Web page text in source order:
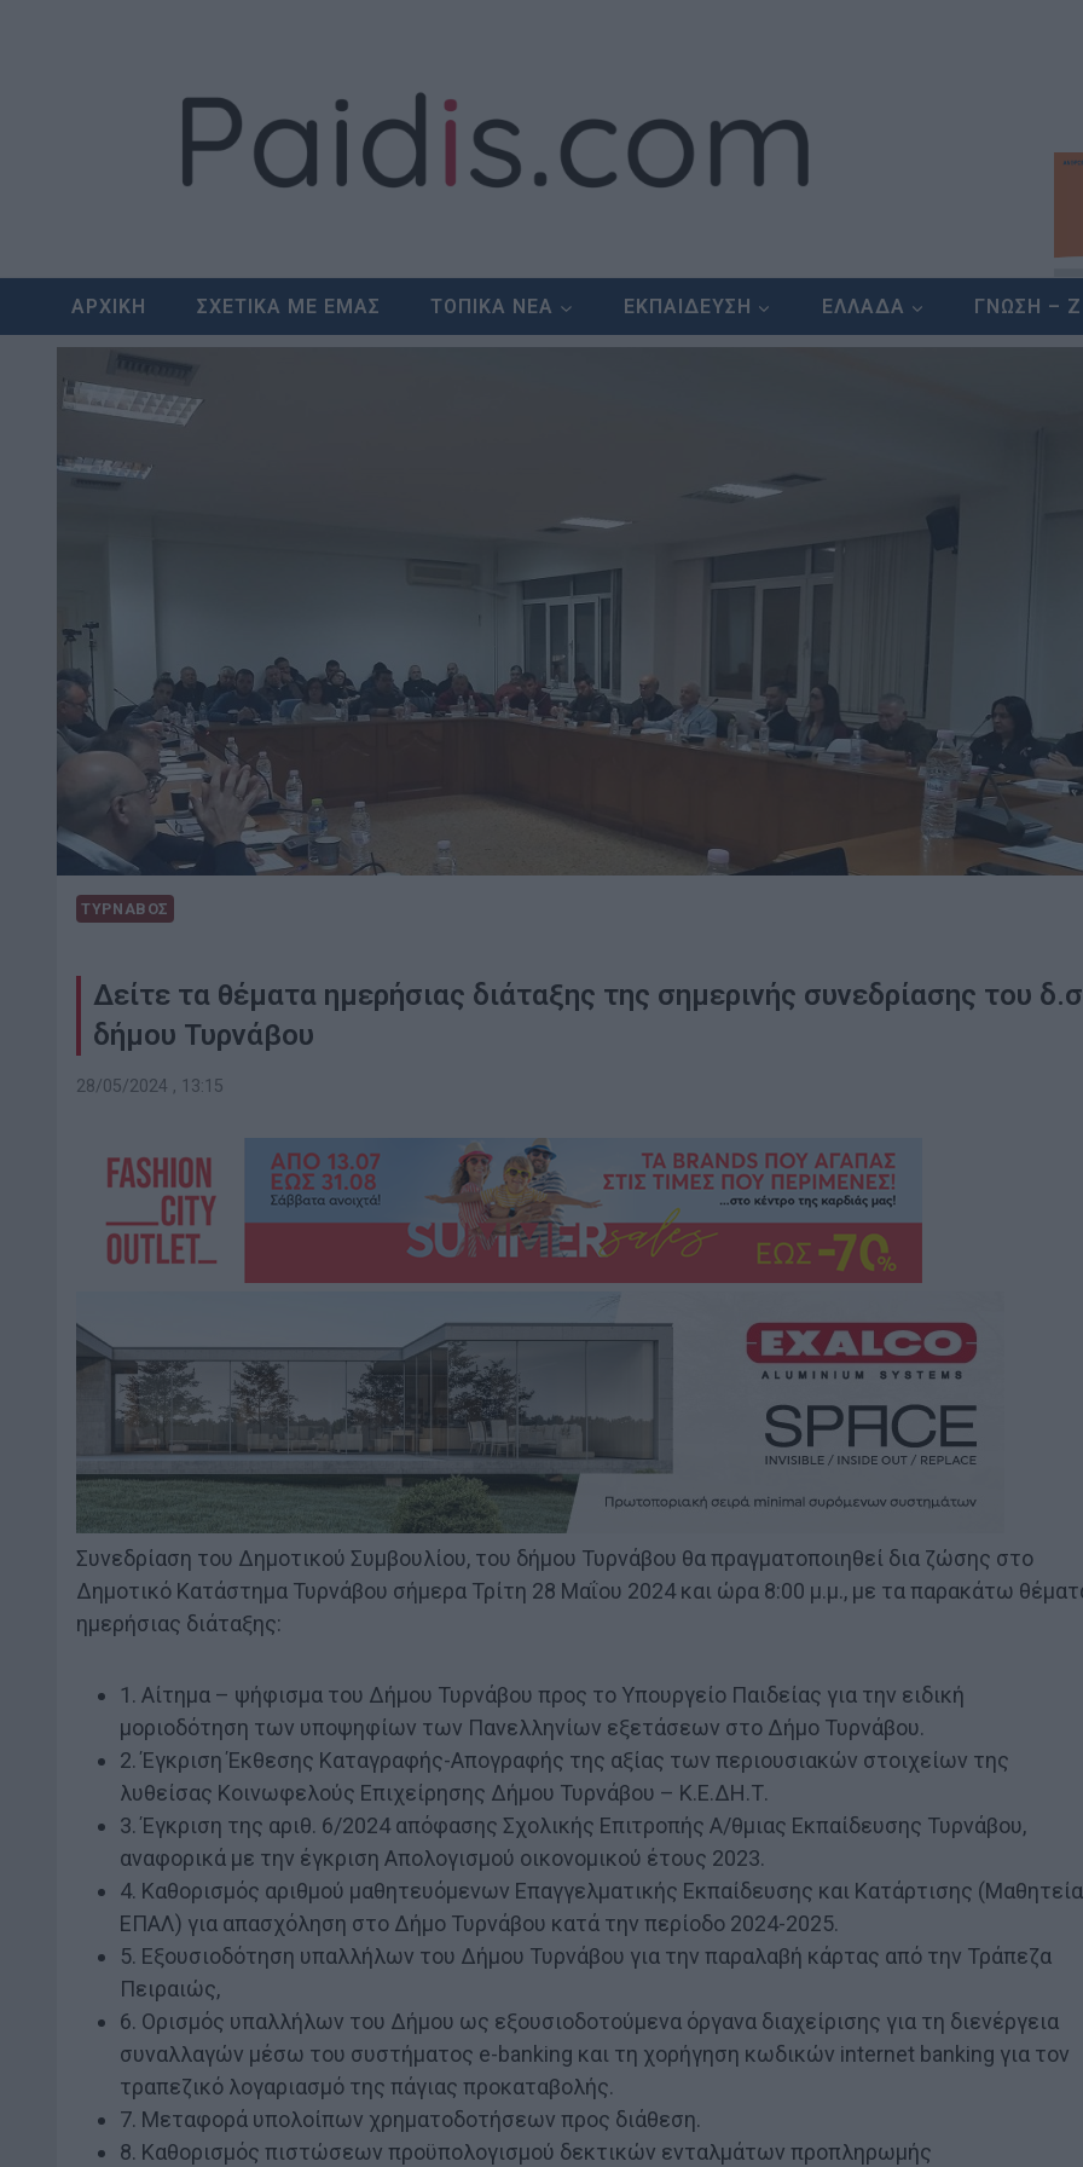
ΑΡΧΙΚΗ ΣΧΕΤΙΚΑ ΜΕ ΕΜΑΣ ΤΟΠΙΚΑ ΝΕΑ ΕΚΠΑΙΔΕΥΣΗ ΕΛΛΑΔΑ ΓΝΩΣΗ –
ΤΥΡΝΑΒΟΣ
Δείτε τα θέματα ημερήσιας διάταξης της σημερινής συνεδρίασης του
δήμου Τυρνάβου
28/05/2024 , 13:15
Συνεδρίαση του Δημοτικού Συμβουλίου, του δήμου Τυρνάβου θα πραγματοποιηθεί δια ζώσης στο
Δημοτικό Κατάστημα Τυρνάβου σήμερα Τρίτη 28 Μαΐου 2024 και ώρα 8:00 μ.μ., με τα παρακάτω
ημερήσιας διάταξης:
1. Αίτημα – ψήφισμα του Δήμου Τυρνάβου προς το Υπουργείο Παιδείας για την ειδική
μοριοδότηση των υποψηφίων των Πανελληνίων εξετάσεων στο Δήμο Τυρνάβου.
2. Έγκριση Έκθεσης Καταγραφής-Απογραφής της αξίας των περιουσιακών στοιχείων της
λυθείσας Κοινωφελούς Επιχείρησης Δήμου Τυρνάβου – Κ.Ε.ΔΗ.Τ.
3. Έγκριση της αριθ. 6/2024 απόφασης Σχολικής Επιτροπής Α/θμιας Εκπαίδευσης Τυρνάβου,
αναφορικά με την έγκριση Απολογισμού οικονομικού έτους 2023.
4. Καθορισμός αριθμού μαθητευόμενων Επαγγελματικής Εκπαίδευσης και Κατάρτισης (Μαθητεία
ΕΠΑΛ) για απασχόληση στο Δήμο Τυρνάβου κατά την περίοδο 2024-2025.
5. Εξουσιοδότηση υπαλλήλων του Δήμου Τυρνάβου για την παραλαβή κάρτας από την Τράπεζα
Πειραιώς,
6. Ορισμός υπαλλήλων του Δήμου ως εξουσιοδοτούμενα όργανα διαχείρισης για τη διενέργεια
συναλλαγών μέσω του συστήματος e-banking και τη χορήγηση κωδικών internet banking για τον
τραπεζικό λογαριασμό της πάγιας προκαταβολής.
7. Μεταφορά υπολοίπων χρηματοδοτήσεων προς διάθεση.
8. Καθορισμός πιστώσεων προϋπολογισμού δεκτικών ενταλμάτων προπληρωμής